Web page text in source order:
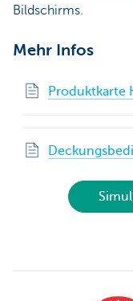
Bildschirms.
Mehr Infos
Produktkarte